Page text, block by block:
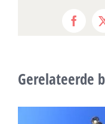
Gerelateerde